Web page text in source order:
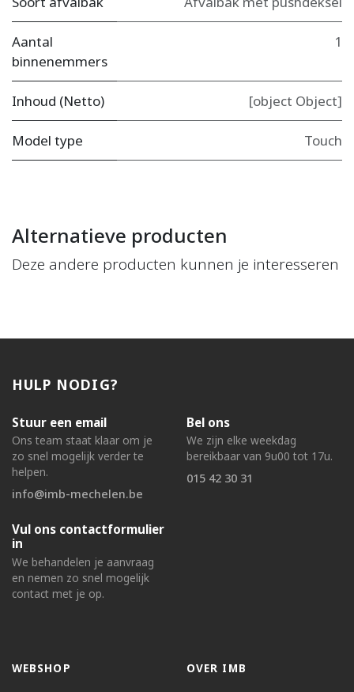
Aantal
binnenemmers
1
Inhoud (Netto) [object Object]
Model type Touch
Alternatieve producten
Deze andere producten kunnen je interesseren
HULP NODIG?
Stuur een email
Ons team staat klaar om je
zo snel mogelijk verder te
helpen.
info@imb-mechelen.be
Bel ons
We zijn elke weekdag
bereikbaar van 9u00 tot 17u.
015 42 30 31
Vul ons contactformulier
in
We behandelen je aanvraag
en nemen zo snel mogelijk
contact met je op.
WEBSHOP
OVER IMB